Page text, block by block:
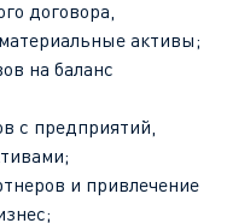
договора,
активы;
на баланс
с предприятий,
и привлечение